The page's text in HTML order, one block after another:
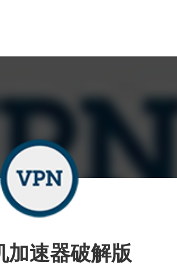
加速器破解版